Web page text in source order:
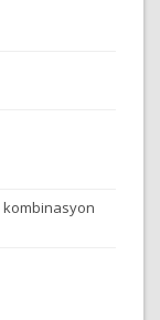
kombinasyon